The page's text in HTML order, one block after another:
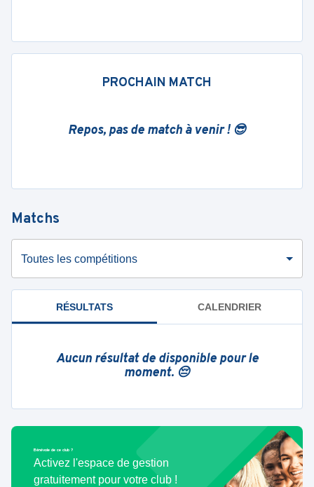
PROCHAIN MATCH
Repos, pas de match à venir ! 😎
Matchs
Toutes les compétitions
RÉSULTATS CALENDRIER
Aucun résultat de disponible pour le
moment. 😔
Bénévole de ce club ?
Activez l'espace de gestion
gratuitement pour votre club !